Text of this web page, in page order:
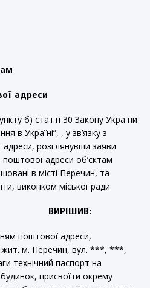
адреси
б) статті 30 Закону України
в Україні”, , у зв’язку з
розглянувши заяви
адреси об’єктам
в місті Перечин, та
виконком міської ради
поштової адреси,
жит. м. Перечин, вул. ***, ***,
технічний паспорт на
присвоїти окрему